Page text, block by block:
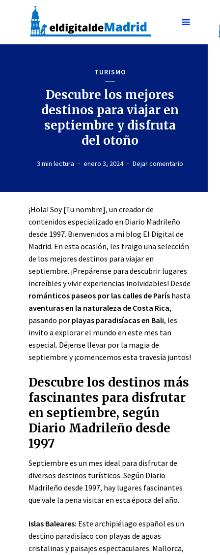
TURISMO
Descubre los mejores
destinos para viajar en
septiembre y disfruta
del otoño
3 min lectura enero 3, 2024 Dejar comentario
¡Hola! Soy [Tu nombre], un creador de
contenidos especializado en Diario Madrileño
desde 1997. Bienvenidos a mi blog El Digital de
Madrid. En esta ocasión, les traigo una selección
de los mejores destinos para viajar en
septiembre. ¡Prepárense para descubrir lugares
increíbles y vivir experiencias inolvidables! Desde
románticos paseos por las calles de París hasta
aventuras en la naturaleza de Costa Rica,
pasando por playas paradisíacas en Bali, les
invito a explorar el mundo en este mes tan
especial. Déjense llevar por la magia de
septiembre y ¡comencemos esta travesía juntos!
Descubre los destinos más
fascinantes para disfrutar
en septiembre, según
Diario Madrileño desde
1997
Septiembre es un mes ideal para disfrutar de
diversos destinos turísticos. Según Diario
Madrileño desde 1997, hay lugares fascinantes
que vale la pena visitar en esta época del año.
Islas Baleares: Este archipiélago español es un
destino paradisíaco con playas de aguas
cristalinas y paisajes espectaculares. Mallorca,